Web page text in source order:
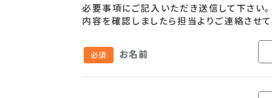
必要事項にご記入いただき送信して下さい。
内容を確認しましたら担当よりご連絡させて
お名前